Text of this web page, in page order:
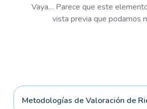
Vaya… Parece que este
vista previa que podamos
Metodologías de Valoración de